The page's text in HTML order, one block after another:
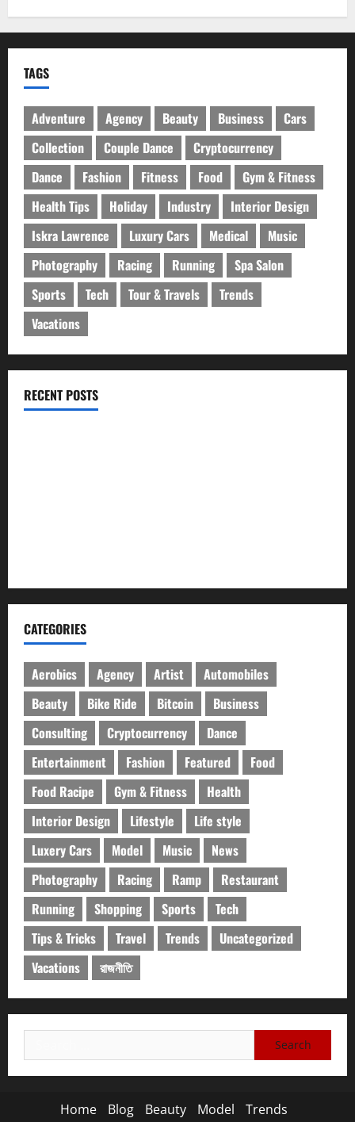
TAGS
Adventure Agency Beauty Business
Cars
Collection
Couple Dance
Cryptocurrency
Dance
Fashion Fitness Food
Gym & Fitness
Health Tips
Holiday Industry
Interior Design
Iskra Lawrence
Luxury Cars Medical
Music
Photography
Racing Running
Spa Salon
Sports
Tech Tour & Travels
Trends
Vacations
RECENT POSTS
CATEGORIES
Aerobics Agency Artist
Automobiles
Beauty
Bike Ride Bitcoin
Business
Consulting
Cryptocurrency
Dance
Entertainment
Fashion Featured
Food
Food Racipe
Gym & Fitness
Health
Interior Design
Lifestyle
Life style
Luxery Cars
Model Music
News
Photography
Racing Ramp
Restaurant
Running
Shopping Sports
Tech
Tips & Tricks
Travel Trends
Uncategorized
Vacations
রাজনীতি
for:
Home Blog Beauty Model Trends